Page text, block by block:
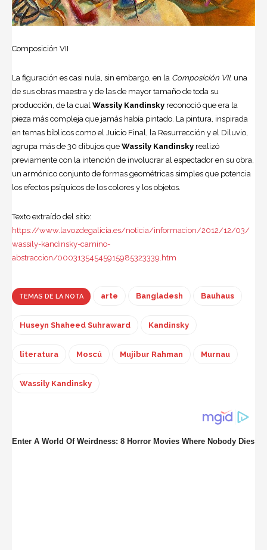
Composición VII
La figuración es casi nula, sin embargo, en la Composición VII, una
de sus obras maestra y de las de mayor tamaño de toda su
producción, de la cual Wassily Kandinsky reconoció que era la
pieza más compleja que jamás había pintado. La pintura, inspirada
en temas bíblicos como el Juicio Final, la Resurrección y el Diluvio,
agrupa más de 30 dibujos que Wassily Kandinsky realizó
previamente con la intención de involucrar al espectador en su obra,
un armónico conjunto de formas geométricas simples que potencia
los efectos psíquicos de los colores y los objetos.
Texto extraído del sitio:
https://www.lavozdegalicia.es/noticia/informacion/2012/12/03/
wassily-kandinsky-camino-
abstraccion/00031354545915985323339.htm
TEMAS DE LA NOTA arte Bangladesh Bauhaus
Huseyn Shaheed Suhraward Kandinsky
literatura Moscú Mujibur Rahman Murnau
Wassily Kandinsky